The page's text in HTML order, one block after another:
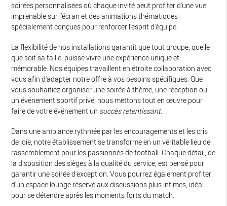
soirées personnalisées où chaque invité peut profiter d'une vue
imprenable sur l'écran et des animations thématiques
spécialement conçues pour renforcer l'esprit d'équipe.
La flexibilité de nos installations garantit que tout groupe, quelle
que soit sa taille, puisse vivre une expérience unique et
mémorable. Nos équipes travaillent en étroite collaboration avec
vous afin d'adapter notre offre à vos besoins spécifiques. Que
vous souhaitiez organiser une soirée à thème, une réception ou
un événement sportif privé, nous mettons tout en œuvre pour
faire de votre événement un succès retentissant.
Dans une ambiance rythmée par les encouragements et les cris
de joie, notre établissement se transforme en un véritable lieu de
rassemblement pour les passionnés de football. Chaque détail, de
la disposition des sièges à la qualité du service, est pensé pour
garantir une soirée d'exception. Vous pourrez également profiter
d'un espace lounge réservé aux discussions plus intimes, idéal
pour se détendre après les moments forts du match.